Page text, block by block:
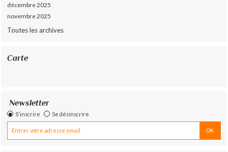
décembre 2025
novembre 2025
Toutes les archives
Carte
Newsletter
S'inscrire Se désinscrire